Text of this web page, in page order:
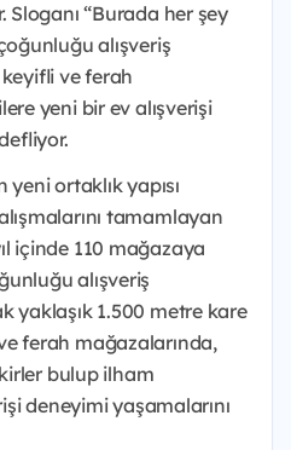
“Burada her şey
alışveriş
ve ferah
yeni bir ev alışverişi
yeni ortaklık yapısı
tamamlayan
içinde 110 mağazaya
alışveriş
yaklaşık 1.500 metre kare
ferah mağazalarında,
bulup ilham
deneyimi yaşamalarını